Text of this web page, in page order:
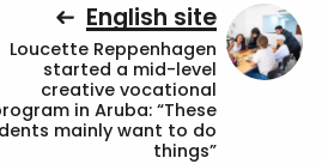
English site
Loucette Reppenhagen
started a mid-level
creative vocational
in Aruba: “These
mainly want to do
things”